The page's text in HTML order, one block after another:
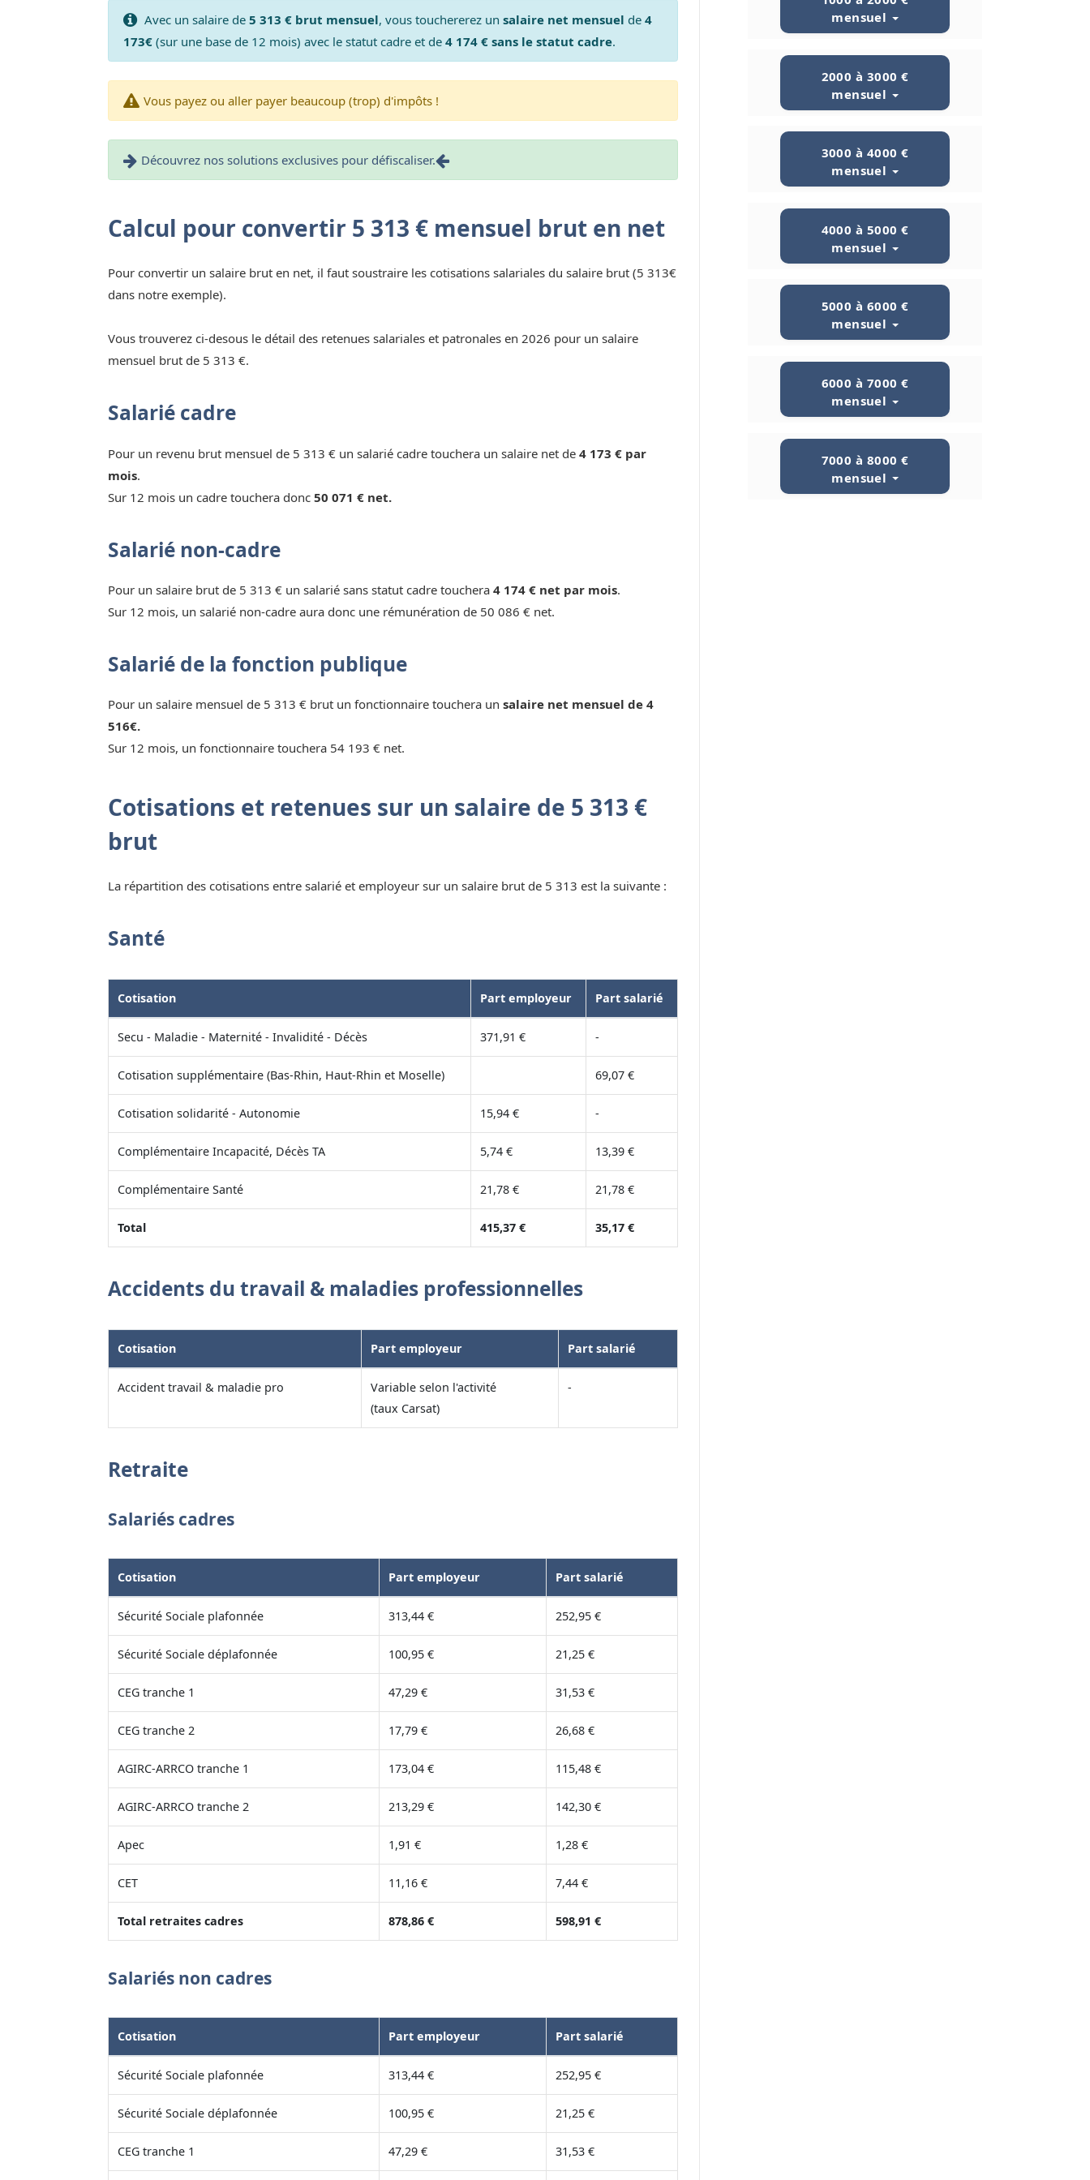
Avec un salaire de 5 313 € brut mensuel, vous touchererez un salaire net mensuel de 4
173€(sur une base de 12 mois) avec le statut cadre et de 4 174 € sans le statut cadre.
Vous payez ou aller payer beaucoup (trop) d'impôts !
Découvrez nos solutions exclusives pour défiscaliser.
Calcul pour convertir 5 313 € mensuel brut en net
Pour convertir un salaire brut en net, il faut soustraire les cotisations salariales du salaire brut (5 313€
dans notre exemple).
Vous trouverez ci-desous le détail des retenues salariales et patronales en 2026 pour un salaire
mensuel brut de 5 313 €.
Salarié cadre
Pour un revenu brut mensuel de 5 313 € un salarié cadre touchera un salaire net de 4 173 € par
mois.
Sur 12 mois un cadre touchera donc 50 071 € net.
Salarié non-cadre
Pour un salaire brut de 5 313 € un salarié sans statut cadre touchera 4 174 € net par mois.
Sur 12 mois, un salarié non-cadre aura donc une rémunération de 50 086 € net.
Salarié de la fonction publique
Pour un salaire mensuel de 5 313 € brut un fonctionnaire touchera un salaire net mensuel de 4
516€.
Sur 12 mois, un fonctionnaire touchera 54 193 € net.
Cotisations et retenues sur un salaire de 5 313 €
brut
La répartition des cotisations entre salarié et employeur sur un salaire brut de 5 313 est la suivante :
Santé
Cotisation Part employeur Part salarié
Secu - Maladie - Maternité - Invalidité - Décès 371,91 € -
Cotisation supplémentaire (Bas-Rhin, Haut-Rhin et Moselle) 69,07 €
Cotisation solidarité - Autonomie 15,94 € -
Complémentaire Incapacité, Décès TA 5,74 € 13,39 €
Complémentaire Santé 21,78 € 21,78 €
Total 415,37 € 35,17 €
Accidents du travail & maladies professionnelles
Cotisation Part employeur Part salarié
Accident travail & maladie pro
Variable selon l'activité
(taux Carsat)
-
Retraite
Salariés cadres
Cotisation Part employeur Part salarié
Sécurité Sociale plafonnée 313,44 € 252,95 €
Sécurité Sociale déplafonnée 100,95 € 21,25 €
CEG tranche 1 47,29 € 31,53 €
CEG tranche 2 17,79 € 26,68 €
AGIRC-ARRCO tranche 1 173,04 € 115,48 €
AGIRC-ARRCO tranche 2 213,29 € 142,30 €
Apec 1,91 € 1,28 €
CET 11,16 € 7,44 €
Total retraites cadres 878,86 € 598,91 €
Salariés non cadres
Cotisation Part employeur Part salarié
Sécurité Sociale plafonnée 313,44 € 252,95 €
Sécurité Sociale déplafonnée 100,95 € 21,25 €
CEG tranche 1 47,29 € 31,53 €
mensuel
2000 à 3000 €
mensuel
3000 à 4000 €
mensuel
4000 à 5000 €
mensuel
5000 à 6000 €
mensuel
6000 à 7000 €
mensuel
7000 à 8000 €
mensuel